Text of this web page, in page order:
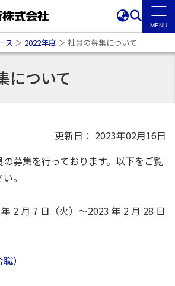
ス ＞ 2022年度 ＞ 社員の募集について
について
更新日： 2023年02月16日
募集を行っております。以下をご覧
。
2 月 7 日（火）～2023 年 2 月 28 日
）